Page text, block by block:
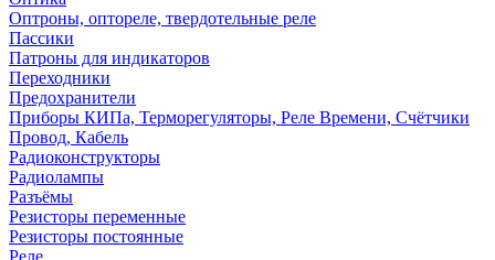
Оптроны, оптореле, твердотельные реле
Пассики
Патроны для индикаторов
Переходники
Предохранители
Приборы КИПа, Терморегуляторы, Реле Времени, Счётчики
Провод, Кабель
Радиоконструкторы
Радиолампы
Разъёмы
Резисторы переменные
Резисторы постоянные
Реле